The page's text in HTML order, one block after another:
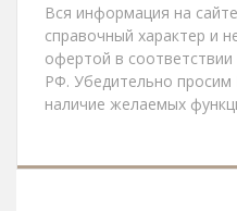
Вся информация на
справочный характер и
офертой в
РФ. Убедительно просим
наличие желаемых